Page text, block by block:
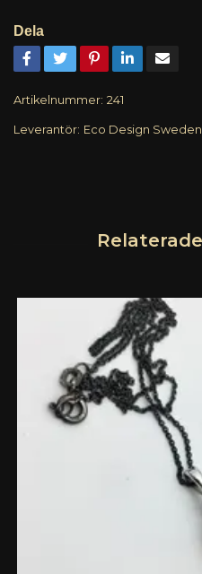
Dela
Artikelnummer: 241
Leverantör: Eco Design Sweden